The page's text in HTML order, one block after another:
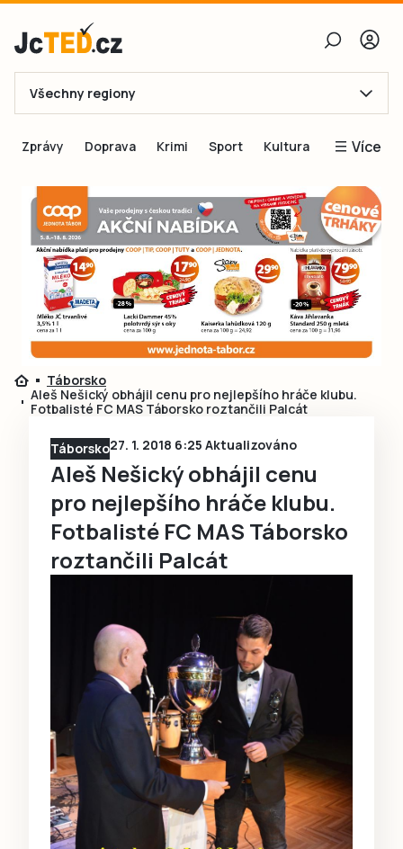
E-mail
Obnovit heslo
Přihlásit se
Přihlásit se přes Facebook
Ještě nemám účet, chci seRegistrovat
Všechny regiony
Zprávy Doprava Krimi Sport Kultura Více
Inspirace
Čtenáři píší
Speciální přílohy
Inzerce
Táborsko
Aleš Nešický obhájil cenu pro nejlepšího hráče klubu.
Fotbalisté FC MAS Táborsko roztančili Palcát
Táborsko27. 1. 2018 6:25 Aktualizováno
Aleš Nešický obhájil cenu
pro nejlepšího hráče klubu.
Fotbalisté FC MAS Táborsko
roztančili Palcát